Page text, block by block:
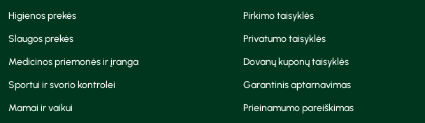
Higienos prekės
Slaugos prekės
Medicinos priemonės ir įranga
Sportui ir svorio kontrolei
Mamai ir vaikui
Pirkimo taisyklės
Privatumo taisyklės
Dovanų kuponų taisyklės
Garantinis aptarnavimas
Prieinamumo pareiškimas